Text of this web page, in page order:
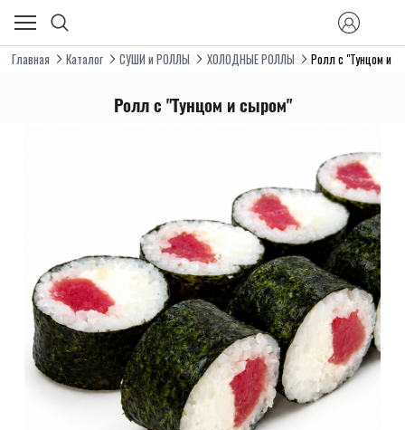
Главная Каталог СУШИ и РОЛЛЫ ХОЛОДНЫЕ РОЛЛЫ Ролл с "Тунцом и
Ролл с "Тунцом и сыром"